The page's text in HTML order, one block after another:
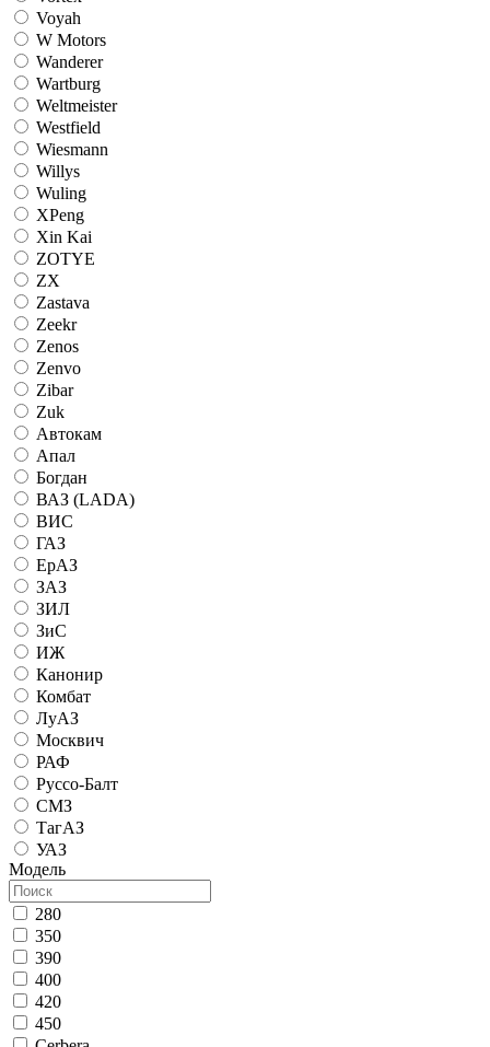
Voyah
W Motors
Wanderer
Wartburg
Weltmeister
Westfield
Wiesmann
Willys
Wuling
XPeng
Xin Kai
ZOTYE
ZX
Zastava
Zeekr
Zenos
Zenvo
Zibar
Zuk
Автокам
Апал
Богдан
ВАЗ (LADA)
ВИС
ГАЗ
ЕрАЗ
ЗАЗ
ЗИЛ
ЗиС
ИЖ
Канонир
Комбат
ЛуАЗ
Москвич
РАФ
Руссо-Балт
СМЗ
ТагАЗ
УАЗ
Модель
280
350
390
400
420
450